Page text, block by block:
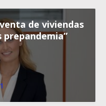
de viviendas
prepandemia”